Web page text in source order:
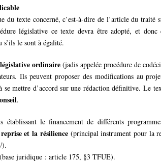
du texte concerné, c’est-à-dire de l’article du traité
législative ce texte devra être adopté, et
le sont à égalité.
ordinaire(jadis appelée procédure de
Ils peuvent proposer des modifications au
se mettre d’accord sur une rédaction définitive. Le
.
établissant le financement de différents
et la résilience(principal instrument pour la
).
(base juridique : article 175, §3 TFUE).